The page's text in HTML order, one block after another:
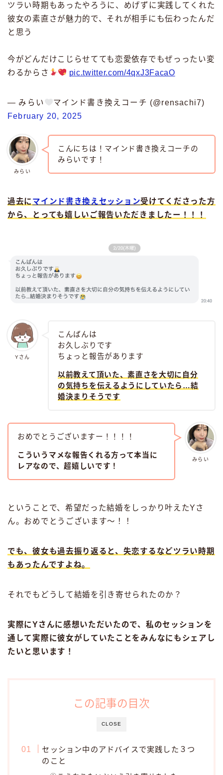
ツラい時期もあったやろうに、めげずに実践してくれた
彼女の素直さが魅力的で、それが相手にも伝わったんだ
と思う
今がどんだけこじらせてても恋愛依存でもぜっったい変
わるからさ
pic.twitter.com/4qxJ3FacaO
— みらい
マインド書き換えコーチ (@rensachi7)
February 20, 2025
みらい
こんにちは！マインド書き換えコーチの
みらいです！
過去に マインド書き換えセッション受けてくださった方
から、とっても嬉しいご報告いただきましたー！！！
Yさん
こんばんは
お久しぶりです
ちょっと報告があります
以前教えて頂いた、素直さを大切に自分
の気持ちを伝えるようにしていたら…結
婚決まりそうです
みらい
おめでとうございますー！！！！
こういうマメな報告くれる方って本当に
レアなので、超嬉しいです！
ということで、希望だった結婚をしっかり叶えたYさ
ん。おめでとうございます〜！！
でも、彼女も過去振り返ると、失恋するなどツラい時期
もあったんですよね。
それでもどうして結婚を引き寄せられたのか？
実際にYさんに感想いただいたので、私のセッションを
通して実際に彼女がしていたことをみんなにもシェアし
たいと思います！
CLOSE
この記事の目次
セッション中のアドバイスで実践した３つ
のこと